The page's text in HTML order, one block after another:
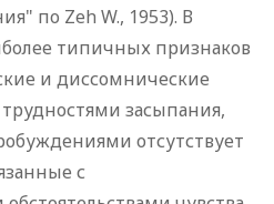
по Zeh W., 1953). В
типичных признаков
и диссомнические
трудностями засыпания,
отсутствует
с